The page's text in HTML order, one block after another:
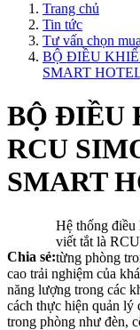
Trang chủ
Tin tức
Tư vấn chọn mua
BỘ ĐIỀU
SMART
BỘ ĐIỀU
RCU
SMART
Chia sẻ:
Hệ thống điều
viết tắt là
từng phòng
cao trải nghiệm của
năng lượng trong các
cách thực hiện quản lý
trong phòng như đèn,